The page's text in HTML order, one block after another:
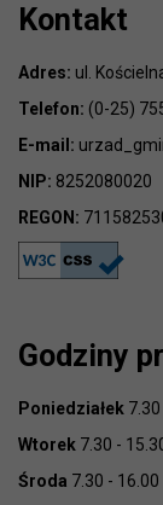
Kontakt
Adres: ul.
Telefon: (0-25)
E-mail:
NIP: 8252080020
REGON:
Godziny
Poniedziałek
Wtorek 7.30 -
Środa 7.30 - 16.00